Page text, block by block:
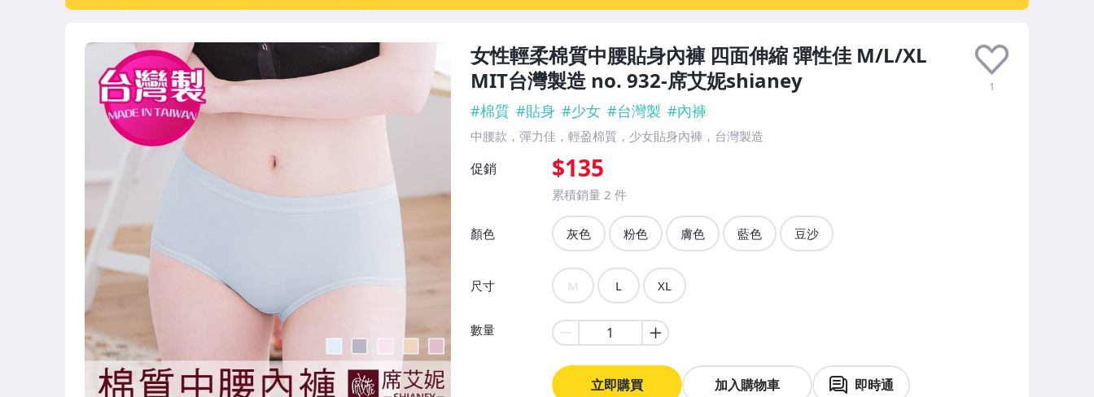
女性輕柔棉質中腰貼身內褲 四面伸縮 彈性佳 M/L/XL
MIT台灣製造 no. 932-席艾妮shianey
1
#棉質 #貼身 #少女 #台灣製 #內褲
中腰款，彈力佳，輕盈棉質，少女貼身內褲，台灣製造
促銷 $135
累積銷量 2 件
顏色 灰色 粉色 膚色 藍色 豆沙
尺寸 M L XL
數量
立即購買 加入購物車 即時通
男性精品與服飾
女裝與服飾配件
運動、戶外與休閒